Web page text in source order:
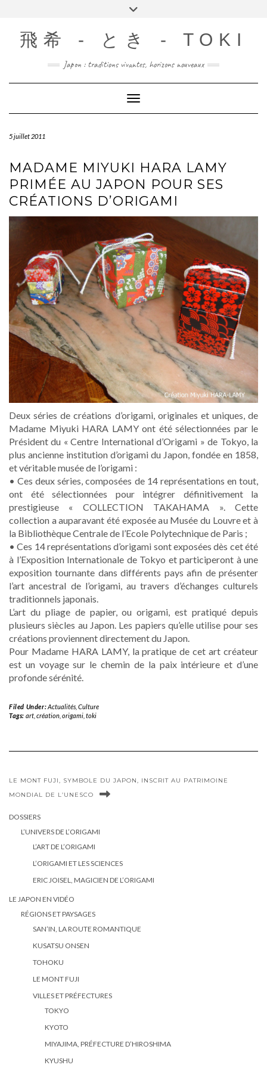
content飛希 - とき - TOKI
Japon : traditions vivantes, horizons nouveaux
Toggle Navigation
5 juillet 2011
MADAME MIYUKI HARA LAMY
PRIMÉE AU JAPON POUR SES
CRÉATIONS D’ORIGAMI
Deux séries de créations d’origami, originales et uniques, de
Madame Miyuki HARA LAMY ont été sélectionnées par le
Président du « Centre International d’Origami » de Tokyo, la
plus ancienne institution d’origami du Japon, fondée en 1858,
et véritable musée de l’origami :
• Ces deux séries, composées de 14 représentations en tout,
ont été sélectionnées pour intégrer définitivement la
prestigieuse « COLLECTION TAKAHAMA ». Cette
collection a auparavant été exposée au Musée du Louvre et à
la Bibliothèque Centrale de l’Ecole Polytechnique de Paris ;
• Ces 14 représentations d’origami sont exposées dès cet été
à l’Exposition Internationale de Tokyo et participeront à une
exposition tournante dans différents pays afin de présenter
l’art ancestral de l’origami, au travers d’échanges culturels
traditionnels japonais.
L’art du pliage de papier, ou origami, est pratiqué depuis
plusieurs siècles au Japon. Les papiers qu’elle utilise pour ses
créations proviennent directement du Japon.
Pour Madame HARA LAMY, la pratique de cet art créateur
est un voyage sur le chemin de la paix intérieure et d’une
profonde sérénité.
Filed Under:Actualités, Culture
Tags: art, création, origami, toki
LE MONT FUJI, SYMBOLE DU JAPON, INSCRIT AU PATRIMOINE
MONDIAL DE L’UNESCO
DOSSIERS
L’UNIVERS DE L’ORIGAMI
L’ART DE L’ORIGAMI
L’ORIGAMI ET LES SCIENCES
ERIC JOISEL, MAGICIEN DE L’ORIGAMI
LE JAPON EN VIDÉO
RÉGIONS ET PAYSAGES
SAN’IN, LA ROUTE ROMANTIQUE
KUSATSU ONSEN
TOHOKU
LE MONT FUJI
VILLES ET PRÉFECTURES
TOKYO
KYOTO
MIYAJIMA, PRÉFECTURE D’HIROSHIMA
KYUSHU